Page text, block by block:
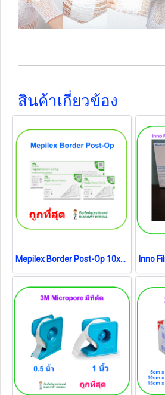
สินค้าเกี่ยวข้อง
Mepilex Border Post-Op 10x20 cm (แผ่นซับ 5x15cm) (1 แผ่น) (exp 28-8-2026)